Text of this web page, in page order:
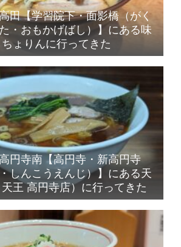
田【学習院下・面影橋（がく
・おもかげばし）】にある味
ょりんに行ってきた
円寺南【高円寺・新高円寺
しんこうえんじ）】にある天
王 高円寺店）に行ってきた